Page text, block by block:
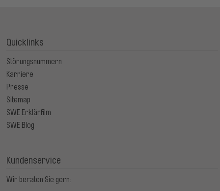
Quicklinks
Störungsnummern
Karriere
Presse
Sitemap
SWE Erklärfilm
SWE Blog
Kundenservice
Wir beraten Sie gern: